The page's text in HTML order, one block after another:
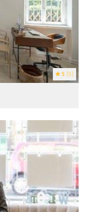
5 (5)